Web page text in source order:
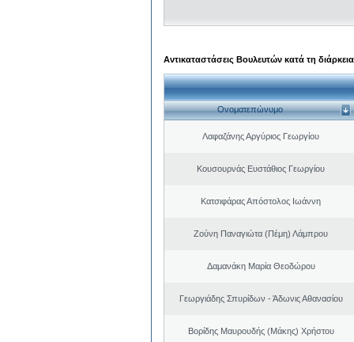
Αντικαταστάσεις Βουλευτών κατά τη
Ονοματεπώνυμο
Λαφαζάνης Αργύριος Γεωργίου
Κουσουρνάς Ευστάθιος Γεωργίου
Κατσιφάρας Απόστολος Ιωάννη
Ζούνη Παναγιώτα (Πέμη) Λάμπρου
Δαμανάκη Μαρία Θεοδώρου
Γεωργιάδης Σπυρίδων - Άδωνις Αθανασίου
Βορίδης Μαυρουδής (Μάκης) Χρήστου